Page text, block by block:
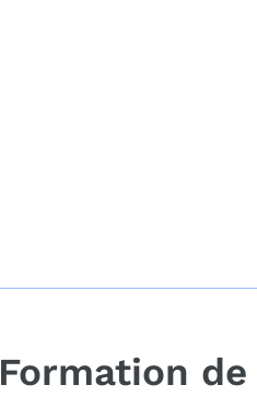
Formation